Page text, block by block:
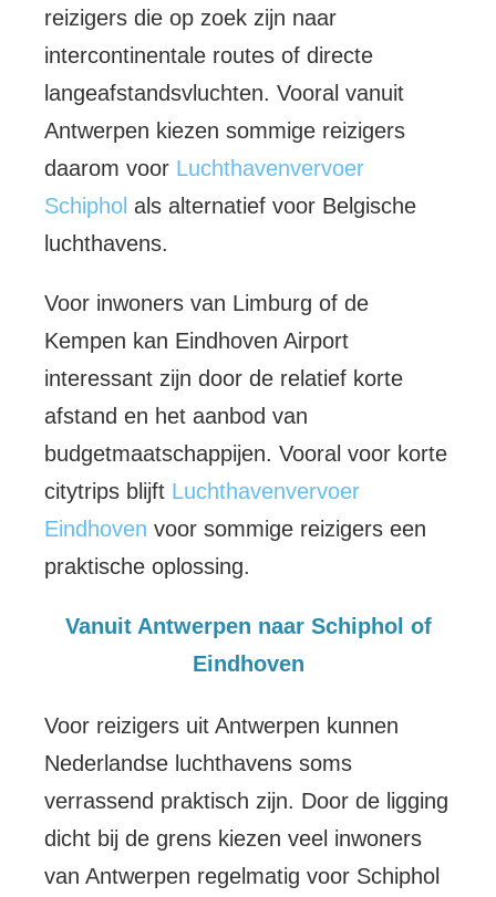
reizigers die op zoek zijn naar
intercontinentale routes of directe
langeafstandsvluchten. Vooral vanuit
Antwerpen kiezen sommige reizigers
daarom voor Luchthavenvervoer
Schiphol als alternatief voor Belgische
luchthavens.
Voor inwoners van Limburg of de
Kempen kan Eindhoven Airport
interessant zijn door de relatief korte
afstand en het aanbod van
budgetmaatschappijen. Vooral voor korte
citytrips blijft Luchthavenvervoer
Eindhoven voor sommige reizigers een
praktische oplossing.
Vanuit Antwerpen naar Schiphol of
Eindhoven
Voor reizigers uit Antwerpen kunnen
Nederlandse luchthavens soms
verrassend praktisch zijn. Door de ligging
dicht bij de grens kiezen veel inwoners
van Antwerpen regelmatig voor Schiphol